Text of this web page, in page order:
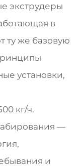
экструдеры
в
ту же базовую
установки,
кг/ч.
—
и